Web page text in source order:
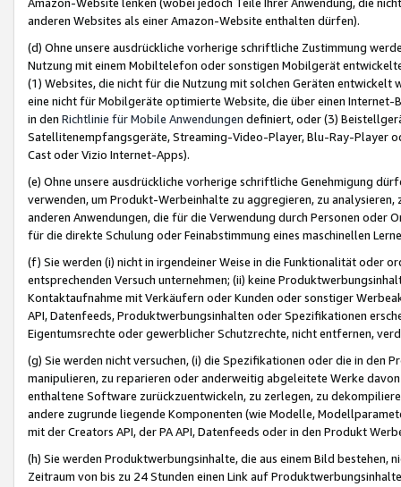
anderen Websites als einer Amazon-Website enthalten dürfen).
(d) Ohne unsere ausdrückliche vorherige schriftliche Zustimmung
Nutzung mit einem Mobiltelefon oder sonstigen Mobilgerät
(1) Websites, die nicht für die Nutzung mit solchen Geräten
eine nicht für Mobilgeräte optimierte Website, die über einen
in den Richtlinie für Mobile Anwendungen definiert, oder (3)
Satellitenempfangsgeräte, Streaming-Video-Player, Blu-Ray-Player
Cast oder Vizio Internet-Apps).
(e) Ohne unsere ausdrückliche vorherige schriftliche Genehmigung
verwenden, um Produkt-Werbeinhalte zu aggregieren, zu
anderen Anwendungen, die für die Verwendung durch Personen
für die direkte Schulung oder Feinabstimmung eines maschinellen
(f) Sie werden (i) nicht in irgendeiner Weise in die Funktionalität oder
entsprechenden Versuch unternehmen; (ii) keine
Kontaktaufnahme mit Verkäufern oder Kunden oder sonstiger
API, Datenfeeds, Produktwerbungsinhalten oder Spezifikationen
Eigentumsrechte oder gewerblicher Schutzrechte, nicht entfernen,
(g) Sie werden nicht versuchen, (i) die Spezifikationen oder die in
manipulieren, zu reparieren oder anderweitig abgeleitete Werke
enthaltene Software zurückzuentwickeln, zu zerlegen, zu
andere zugrunde liegende Komponenten (wie Modelle,
mit der Creators API, der PA API, Datenfeeds oder in den Produkt
(h) Sie werden Produktwerbungsinhalte, die aus einem Bild bestehen,
Zeitraum von bis zu 24 Stunden einen Link auf